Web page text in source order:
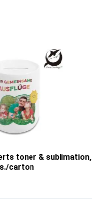
toner & sublimation,
carton